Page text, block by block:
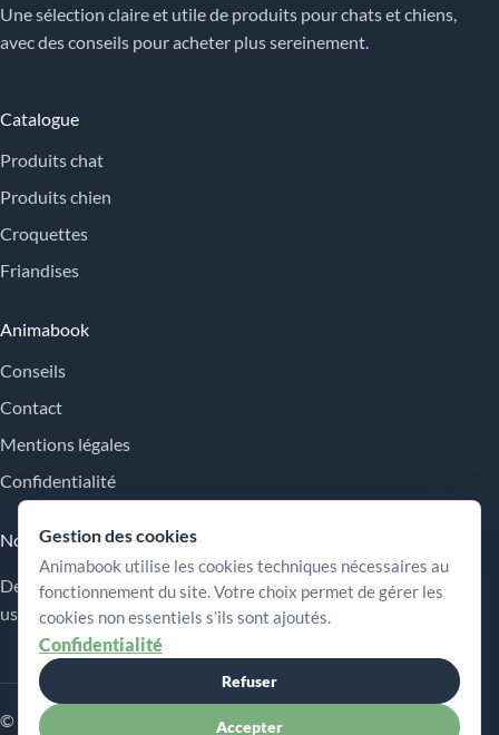
Une sélection claire et utile de produits pour chats et chiens,
avec des conseils pour acheter plus sereinement.
Catalogue
Produits chat
Produits chien
Croquettes
Friandises
Animabook
Conseils
Contact
Mentions légales
Confidentialité
Nos engagements
Des repères simples pour comparer les offres, comprendre les
usages et choisir plus sereinement.
© 2026 Animabook
Gestion des cookies
Animabook utilise les cookies techniques nécessaires au
fonctionnement du site. Votre choix permet de gérer les
cookies non essentiels s’ils sont ajoutés.
Confidentialité
Refuser
Accepter